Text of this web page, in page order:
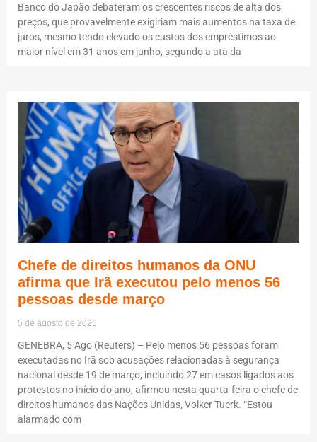
Banco do Japão debateram os crescentes riscos de alta dos
preços, que provavelmente exigiriam mais aumentos na taxa de
juros, mesmo tendo elevado os custos dos empréstimos ao
maior nível em 31 anos em junho, segundo a ata da
Chefe de direitos humanos da ONU
afirma que Irã executou pelo menos 56
pessoas desde março
5 de agosto de 2026
GENEBRA, 5 Ago (Reuters) – Pelo menos 56 pessoas foram
executadas no Irã sob acusações relacionadas à segurança
nacional desde 19 de março, incluindo 27 em casos ligados aos
protestos no início do ano, afirmou nesta quarta-feira o chefe de
direitos humanos das Nações Unidas, Volker Tuerk. “Estou
alarmado com